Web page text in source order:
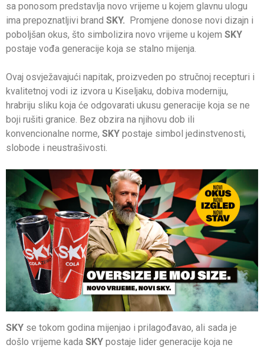
sa ponosom predstavlja novo vrijeme u kojem glavnu ulogu
ima prepoznatljivi brand SKY. Promjene donose novi dizajn i
poboljšan okus, što simbolizira novo vrijeme u kojem SKY
postaje vođa generacije koja se stalno mijenja.
Ovaj osvježavajući napitak, proizveden po stručnoj recepturi i
kvalitetnoj vodi iz izvora u Kiseljaku, dobiva moderniju,
hrabriju sliku koja će odgovarati ukusu generacije koja se ne
boji rušiti granice. Bez obzira na njihovu dob ili
konvencionalne norme, SKY postaje simbol jedinstvenosti,
slobode i neustrašivosti.
SKY se tokom godina mijenjao i prilagođavao, ali sada je
došlo vrijeme kada SKY postaje lider generacije koja ne